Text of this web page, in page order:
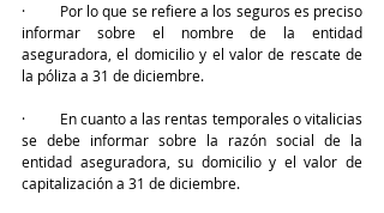
·         Por lo que se refiere a los seguros es preciso
informar sobre el nombre de la entidad
aseguradora, el domicilio y el valor de rescate de
la póliza a 31 de diciembre.
·         En cuanto a las rentas temporales o vitalicias
se debe informar sobre la razón social de la
entidad aseguradora, su domicilio y el valor de
capitalización a 31 de diciembre.